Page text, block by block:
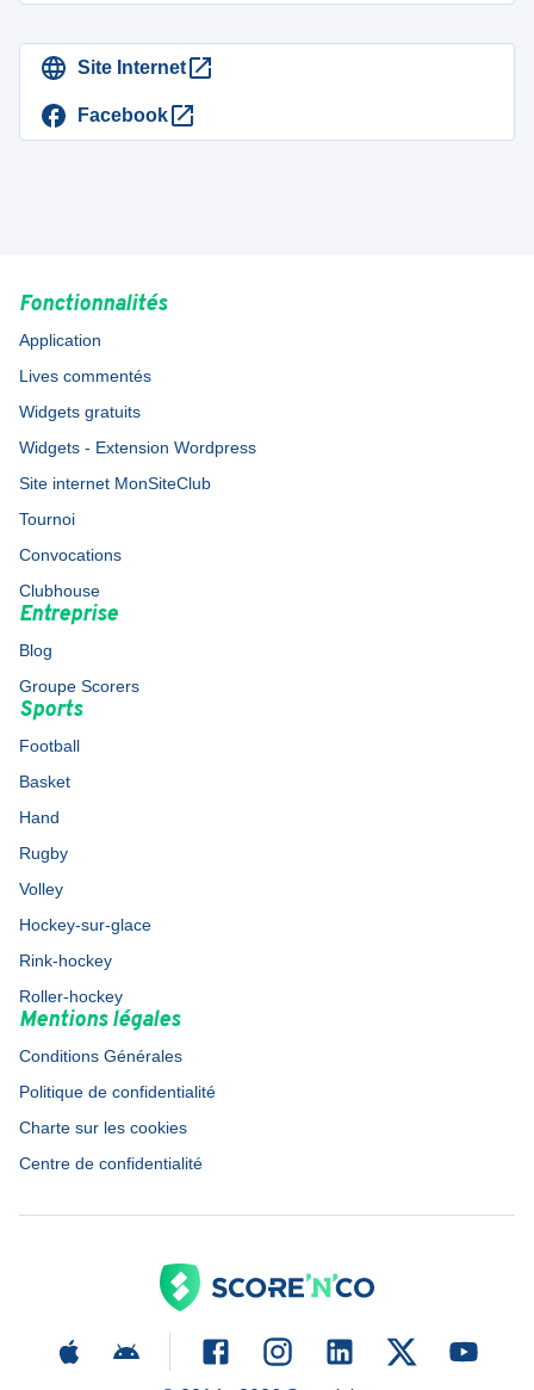
Site Internet
Facebook
Fonctionnalités
Application
Lives commentés
Widgets gratuits
Widgets - Extension Wordpress
Site internet MonSiteClub
Tournoi
Convocations
Clubhouse
Entreprise
Blog
Groupe Scorers
Sports
Football
Basket
Hand
Rugby
Volley
Hockey-sur-glace
Rink-hockey
Roller-hockey
Mentions légales
Conditions Générales
Politique de confidentialité
Charte sur les cookies
Centre de confidentialité